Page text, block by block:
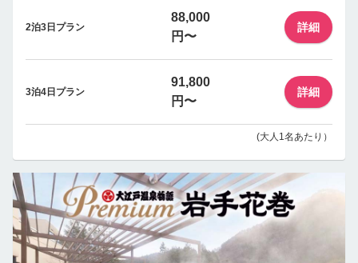
2泊3日プラン
88,000
円〜
詳細
3泊4日プラン
91,800
円〜
詳細
(大人1名あたり）